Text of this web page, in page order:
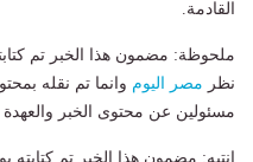
القادمة.
ملحوظة: مضمون هذا الخبر تم
نظر مصر اليوم وانما تم نقله
مسئولين عن محتوى الخبر
انتبه: مضمون هذا الخبر تم كتابته